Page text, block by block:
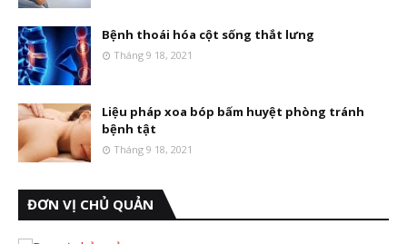
Bệnh thoái hóa cột sống thắt lưng
Tháng 9 18, 2021
Liệu pháp xoa bóp bấm huyệt phòng tránh
bệnh tật
Tháng 9 18, 2021
ĐƠN VỊ CHỦ QUẢN